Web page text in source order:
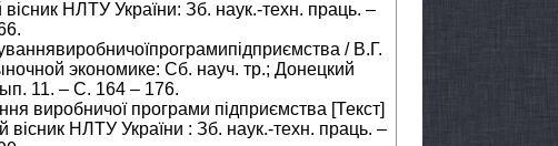
НЛТУ України: Зб. наук.-техн. праць. –
/ В.Г.
экономике: Сб. науч. тр.; Донецкий
11. – С. 164 – 176.
виробничої програми підприємства [Текст]
вісник НЛТУ України : Зб. наук.-техн. праць. –